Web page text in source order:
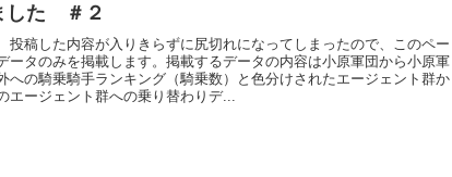
した ＃２
投稿した内容が入りきらずに尻切れになってしまったので、このペー
ータのみを掲載します。掲載するデータの内容は小原軍団から小原軍
への騎乗騎手ランキング（騎乗数）と色分けされたエージェント群か
エージェント群への乗り替わりデ...